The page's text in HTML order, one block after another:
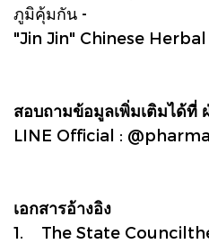
ภูมิคุ้มกัน -
"Jin Jin" Chinese
สอบถามข้อมูลเพิ่มเติมได้ที่
LINE Official :
เอกสารอ้างอิง
1. The State